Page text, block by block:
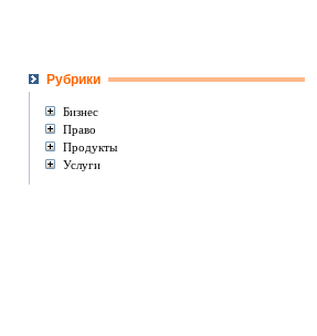
Рубрики
Бизнес
Право
Продукты
Услуги